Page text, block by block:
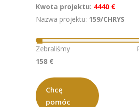
Kwota projektu: 4440 €
Nazwa projektu: 159/CHRYS
Chcę
pomóc
Zebraliśmy
158 €